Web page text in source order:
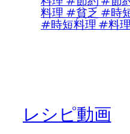
料理 #貧乏 #時
#時短料理 #料
レシピ動画